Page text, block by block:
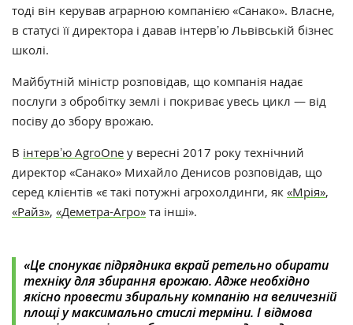
тоді він керував аграрною компанією «Санако». Власне,
в статусі її директора і давав інтервʼю Львівській бізнес
школі.
Майбутній міністр розповідав, що компанія надає
послуги з обробітку землі і покриває увесь цикл — від
посіву до збору врожаю.
В інтервʼю AgroOne у вересні 2017 року технічний
директор «Санако» Михайло Денисов розповідав, що
серед клієнтів «є такі потужні агрохолдинги, як «Мрія»,
«Райз», «Деметра-Агро» та інші».
«Це спонукає підрядника вкрай ретельно обирати
техніку для збирання врожаю. Адже необхідно
якісно провести збиральну компанію на величезній
площі у максимально стислі терміни. І відмова